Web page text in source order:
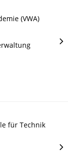
(VWA)
für Technik